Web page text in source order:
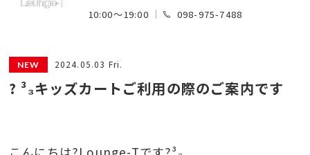
10:00～19:00 098-975-7488
2024.05.03 Fri.
? ³₃キッズカートご利用の際のご案内です